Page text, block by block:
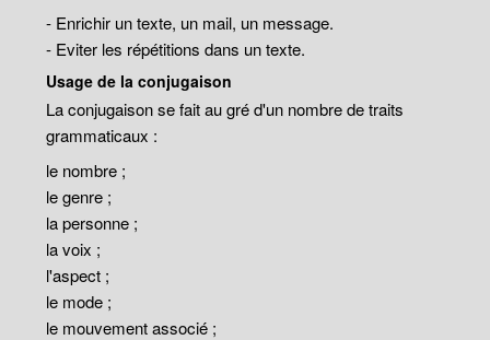
- Enrichir un texte, un mail, un message.
- Eviter les répétitions dans un texte.
Usage de la conjugaison
La conjugaison se fait au gré d'un nombre de traits
grammaticaux :
le nombre ;
le genre ;
la personne ;
la voix ;
l'aspect ;
le mode ;
le mouvement associé ;